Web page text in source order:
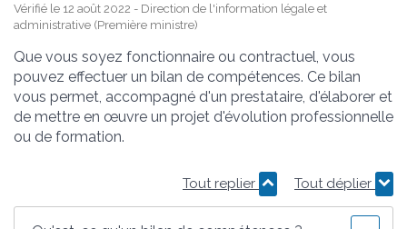
Vérifié le 12 août 2022 - Direction de l'information légale et
administrative (Première ministre)
Que vous soyez fonctionnaire ou contractuel, vous
pouvez effectuer un bilan de compétences. Ce bilan
vous permet, accompagné d'un prestataire, d'élaborer et
de mettre en œuvre un projet d'évolution professionnelle
ou de formation.
Tout replier Tout déplier